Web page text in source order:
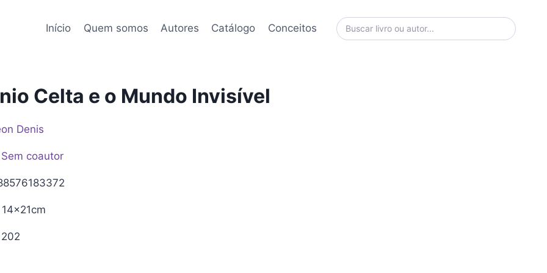
Início Quem somos Autores Catálogo Conceitos
Celta e o Mundo Invisível
Denis
Sem coautor
14x21cm
202